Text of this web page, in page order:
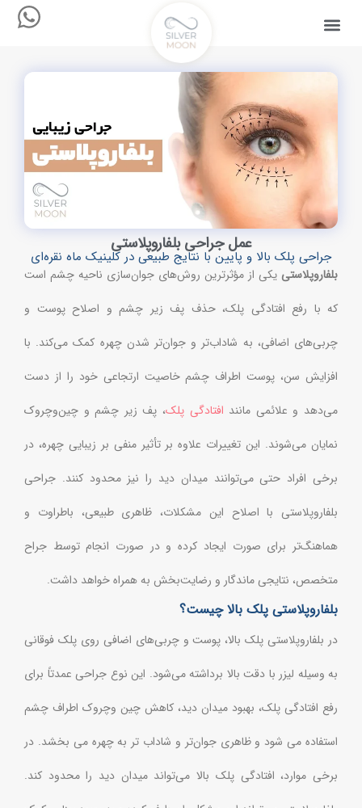
عمل جراحی بلفاروپلاستی
جراحی پلک بالا و پایین با نتایج طبیعی در کلینیک ماه نقره‌ای
بلفاروپلاستی یکی از مؤثرترین روش‌های جوان‌سازی ناحیه چشم است
که با رفع افتادگی پلک، حذف پف زیر چشم و اصلاح پوست و
چربی‌های اضافی، به شاداب‌تر و جوان‌تر شدن چهره کمک می‌کند. با
افزایش سن، پوست اطراف چشم خاصیت ارتجاعی خود را از دست
می‌دهد و علائمی مانند افتادگی پلک، پف زیر چشم و چین‌وچروک
نمایان می‌شوند. این تغییرات علاوه بر تأثیر منفی بر زیبایی چهره، در
برخی افراد حتی می‌توانند میدان دید را نیز محدود کنند. جراحی
بلفاروپلاستی با اصلاح این مشکلات، ظاهری طبیعی، باطراوت و
هماهنگ‌تر برای صورت ایجاد کرده و در صورت انجام توسط جراح
متخصص، نتایجی ماندگار و رضایت‌بخش به همراه خواهد داشت.
بلفاروپلاستی پلک بالا چیست؟
در بلفاروپلاستی پلک بالا، پوست و چربی‌های اضافی روی پلک فوقانی
به وسیله لیزر با دقت بالا برداشته می‌شود. این نوع جراحی عمدتاً برای
رفع افتادگی پلک، بهبود میدان دید، کاهش چین وچروک اطراف چشم
استفاده می شود و ظاهری جوان‌تر و شاداب تر به چهره می بخشد. در
برخی موارد، افتادگی پلک بالا می‌تواند میدان دید را محدود کند.